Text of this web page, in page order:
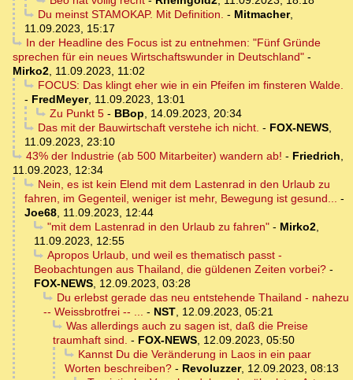
Du meinst STAMOKAP. Mit Definition. - Mitmacher,
11.09.2023, 15:17
In der Headline des Focus ist zu entnehmen: "Fünf Gründe
sprechen für ein neues Wirtschaftswunder in Deutschland" -
Mirko2, 11.09.2023, 11:02
FOCUS: Das klingt eher wie in ein Pfeifen im finsteren Walde.
- FredMeyer, 11.09.2023, 13:01
Zu Punkt 5- BBop, 14.09.2023, 20:34
Das mit der Bauwirtschaft verstehe ich nicht. - FOX-NEWS,
11.09.2023, 23:10
43% der Industrie (ab 500 Mitarbeiter) wandern ab! - Friedrich,
11.09.2023, 12:34
Nein, es ist kein Elend mit dem Lastenrad in den Urlaub zu
fahren, im Gegenteil, weniger ist mehr, Bewegung ist gesund... -
Joe68, 11.09.2023, 12:44
"mit dem Lastenrad in den Urlaub zu fahren"- Mirko2,
11.09.2023, 12:55
Apropos Urlaub, und weil es thematisch passt -
Beobachtungen aus Thailand, die güldenen Zeiten vorbei? -
FOX-NEWS, 12.09.2023, 03:28
Du erlebst gerade das neu entstehende Thailand - nahezu
-- Weissbrotfrei -- ... - NST, 12.09.2023, 05:21
Was allerdings auch zu sagen ist, daß die Preise
traumhaft sind. - FOX-NEWS, 12.09.2023, 05:50
Kannst Du die Veränderung in Laos in ein paar
Worten beschreiben? - Revoluzzer, 12.09.2023, 08:13